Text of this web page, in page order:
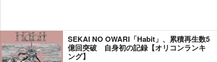
SEKAI NO OWARI「Habit」、累積再生数5
億回突破 自身初の記録【オリコンランキ
ング】